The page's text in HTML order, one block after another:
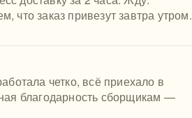
что заказ привезут завтра утром.
четко, всё приехало в
благодарность сборщикам —